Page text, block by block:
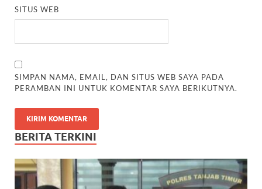
SITUS WEB
SIMPAN NAMA, EMAIL, DAN SITUS WEB SAYA PADA
PERAMBAN INI UNTUK KOMENTAR SAYA BERIKUTNYA.
BERITA TERKINI